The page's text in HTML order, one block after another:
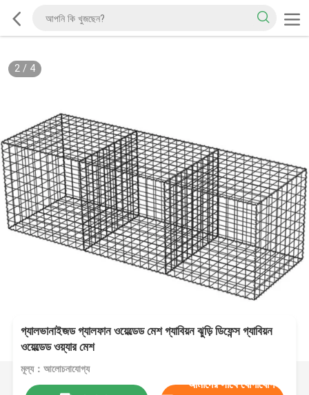
2/ 4
গ্যালভানাইজড গ্যালফান ওয়েল্ডেড মেশ গ্যাবিয়ন ঝুড়ি ডিফেন্স গ্যাবিয়ন
ওয়েল্ডেড ওয়্যার মেশ
মূল্য：আলোচনাযোগ্য
আমাদের সাথে যোগাযোগ